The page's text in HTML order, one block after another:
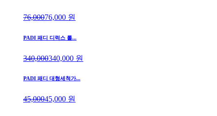
76,00076,000 원
PADI 패디 디럭스 롤...
340,000340,000 원
PADI 패디 대형세척가...
45,00045,000 원